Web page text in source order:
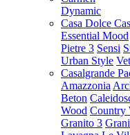
Dynamic
Casa Dolce
Essential Mood
Pietre 3 Sensi
Urban Style
Casalgrande
Amazzonia
Beton
Wood Country
Granito 3